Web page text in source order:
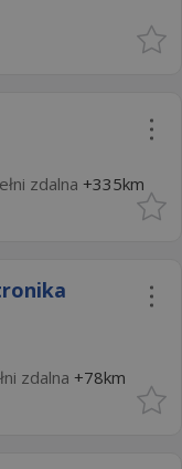
zdalna +335km
zdalna +78km